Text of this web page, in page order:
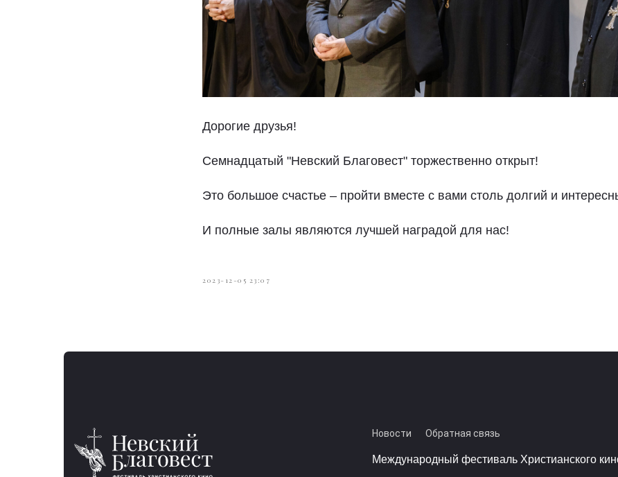
Дорогие друзья!
Семнадцатый "Невский Благовест" торжественно открыт!
Это большое счастье – пройти вместе с вами столь долгий и
И полные залы являются лучшей наградой для нас!
2023-12-05 23:07
Новости Обратная связь
Международный фестиваль Христианского